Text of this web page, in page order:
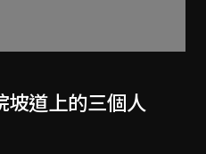
坡道上的三個人